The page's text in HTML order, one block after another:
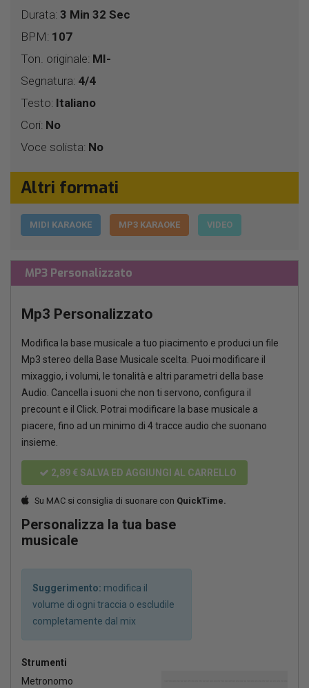
Durata: 3 Min 32 Sec
BPM: 107
Ton. originale: MI-
Segnatura: 4/4
Testo: Italiano
Cori: No
Voce solista: No
Altri formati
MIDI KARAOKE MP3 KARAOKE VIDEO
MP3 Personalizzato
Mp3 Personalizzato
Modifica la base musicale a tuo piacimento e produci un file
Mp3 stereo della Base Musicale scelta. Puoi modificare il
mixaggio, i volumi, le tonalità e altri parametri della base
Audio. Cancella i suoni che non ti servono, configura il
precount e il Click. Potrai modificare la base musicale a
piacere, fino ad un minimo di 4 tracce audio che suonano
insieme.
2,89 € SALVA ED AGGIUNGI AL CARRELLO
Su MAC si consiglia di suonare con QuickTime.
Personalizza la tua base
musicale
Suggerimento: modifica il
volume di ogni traccia o escludile
completamente dal mix
Strumenti
Metronomo